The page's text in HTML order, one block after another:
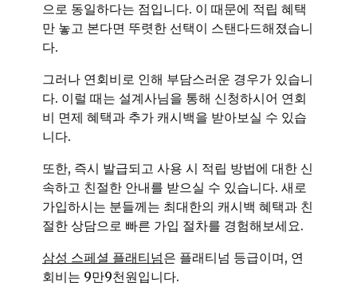
으로 동일하다는 점입니다. 이 때문에 적립 혜택
만 놓고 본다면 뚜렷한 선택이 스탠다드해졌습니
다.
그러나 연회비로 인해 부담스러운 경우가 있습니
다. 이럴 때는 설계사님을 통해 신청하시어 연회
비 면제 혜택과 추가 캐시백을 받아보실 수 있습
니다.
또한, 즉시 발급되고 사용 시 적립 방법에 대한 신
속하고 친절한 안내를 받으실 수 있습니다. 새로
가입하시는 분들께는 최대한의 캐시백 혜택과 친
절한 상담으로 빠른 가입 절차를 경험해보세요.
삼성 스페셜 플래티넘은 플래티넘 등급이며, 연
회비는 9만9천원입니다.